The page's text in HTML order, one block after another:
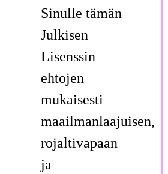
Sinulle tämän
Julkisen
Lisenssin
ehtojen
mukaisesti
maailmanlaajuisen,
rojaltivapaan
ja